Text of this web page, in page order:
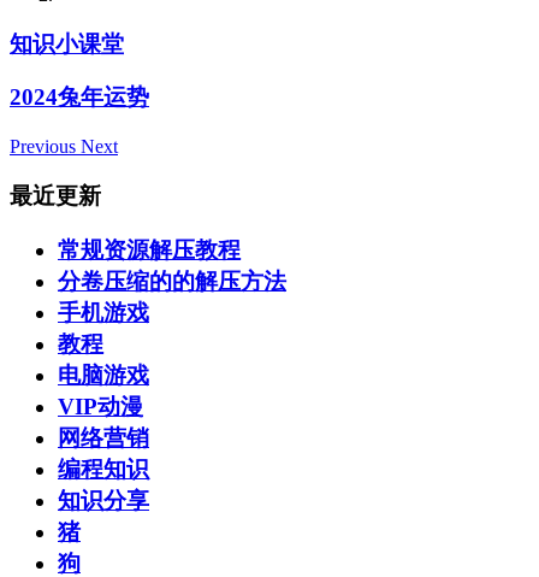
知识小课堂
2024兔年运势
Previous Next
最近更新
常规资源解压教程
分卷压缩的的解压方法
手机游戏
教程
电脑游戏
VIP动漫
网络营销
编程知识
知识分享
猪
狗